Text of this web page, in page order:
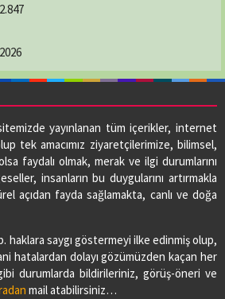
yayınlanan tüm içerikler, internet
tek amacımız ziyaretçilerimize, bilimsel,
faydalı olmak, merak ve ilgi durumlarını
insanların bu duygularını artırmakla
açıdan fayda sağlamakta, canlı ve doğa
haklara saygı göstermeyi ilke edinmiş olup,
hatalardan dolayı gözümüzden kaçan her
durumlarda bildirileriniz, görüş-öneri ve
mail atabilirsiniz…